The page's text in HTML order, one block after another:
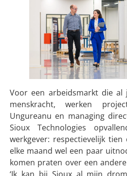
Voor een arbeidsmarkt die al
menskracht, werken
Ungureanu en managing
Sioux Technologies
werkgever: respectievelijk
elke maand wel een paar
komen praten over een